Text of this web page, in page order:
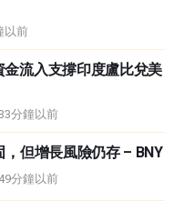
以前
流入支撐印度盧比兌美
分鐘以前
但增長風險仍存 – BNY
49分鐘以前